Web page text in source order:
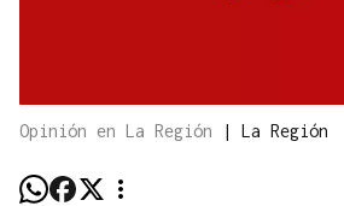
Opinión en La Región | La Región